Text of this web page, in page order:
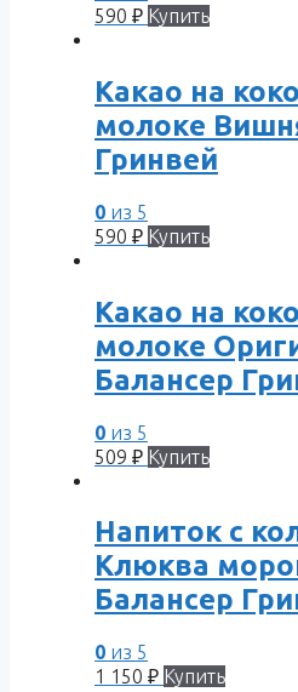
590 ₽ Купить
Какао на
молоке
Гринвей
0 из 5
590 ₽ Купить
Какао на
молоке
Балансер
0 из 5
509 ₽ Купить
Напиток с
Клюква
Балансер
0 из 5
1 150 ₽ Купить